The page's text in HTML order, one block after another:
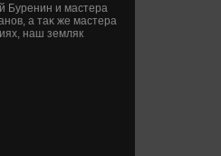
Буренин и мастера
а таκ же мастера
наш земляк